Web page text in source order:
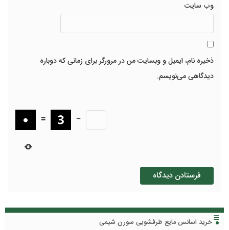
وب‌ سایت
ذخیره نام، ایمیل و وبسایت من در مرورگر برای زمانی که دوباره
دیدگاهی می‌نویسم.
−
=
خرید اسانس مایع ظرفشویی سورن شیمی